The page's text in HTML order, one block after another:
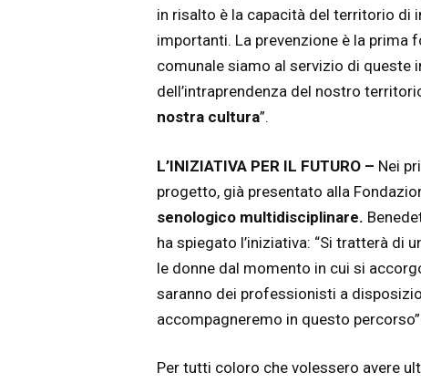
in risalto è la capacità del territorio di
importanti. La prevenzione è la
comunale siamo al servizio di queste
dell’intraprendenza del nostro
nostra cultura”.
L’INIZIATIVA PER IL FUTURO – Nei
progetto, già presentato alla
senologico multidisciplinare.
ha spiegato l’iniziativa: “Si tratterà di
le donne dal momento in cui si
saranno dei professionisti a
accompagneremo in questo percorso”.
Per tutti coloro che volessero avere